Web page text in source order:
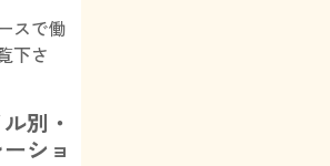
スで働
下さ
別・
ショ